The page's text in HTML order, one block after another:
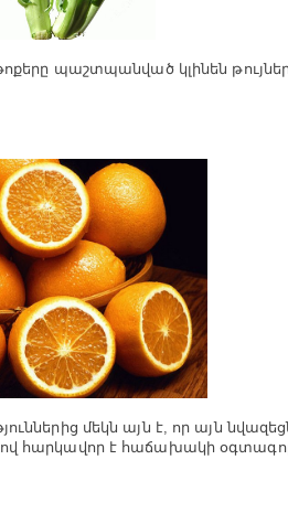
պաշտպանված կլինեն
մեկն այն է, որ այն
հարկավոր է հաճախակի